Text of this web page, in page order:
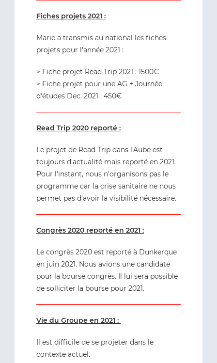
Fiches projets 2021 :
Marie a transmis au national les fiches
projets pour l'année 2021 :
> Fiche projet Read Trip 2021 : 1500€
> Fiche projet pour une AG + Journée
d'études Dec. 2021 : 450€
Read Trip 2020 reporté :
Le projet de Read Trip dans l'Aube est
toujours d'actualité mais reporté en 2021.
Pour l'instant, nous n'organisons pas le
programme car la crise sanitaire ne nous
permet pas d'avoir la visibilité nécessaire.
Congrès 2020 reporté en 2021 :
Le congrès 2020 est reporté à Dunkerque
en juin 2021. Nous avions une candidate
pour la bourse congrès. Il lui sera possible
de solliciter la bourse pour 2021.
Vie du Groupe en 2021 :
Il est difficile de se projeter dans le
contexte actuel.